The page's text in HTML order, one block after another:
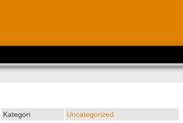
Kategori
Uncategorized